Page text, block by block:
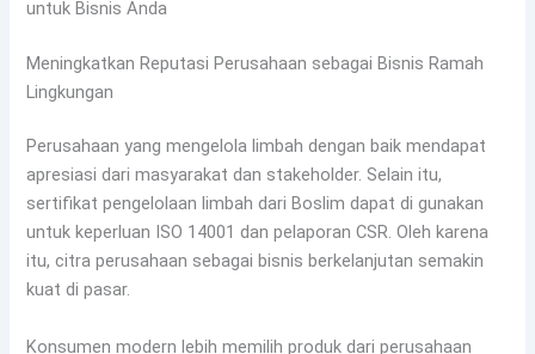
untuk Bisnis Anda
Meningkatkan Reputasi Perusahaan sebagai Bisnis Ramah
Lingkungan
Perusahaan yang mengelola limbah dengan baik mendapat
apresiasi dari masyarakat dan stakeholder. Selain itu,
sertifikat pengelolaan limbah dari Boslim dapat di gunakan
untuk keperluan ISO 14001 dan pelaporan CSR. Oleh karena
itu, citra perusahaan sebagai bisnis berkelanjutan semakin
kuat di pasar.
Konsumen modern lebih memilih produk dari perusahaan